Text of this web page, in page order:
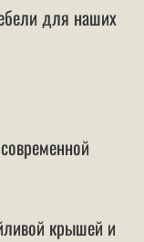
для наших
крышей и